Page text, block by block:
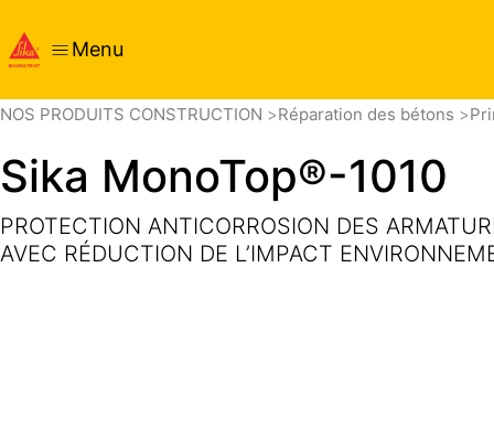
Menu
NOS PRODUITS CONSTRUCTION Réparation des bétons
Sika MonoTop®-1010
PROTECTION ANTICORROSION DES
AVEC RÉDUCTION DE L’IMPACT